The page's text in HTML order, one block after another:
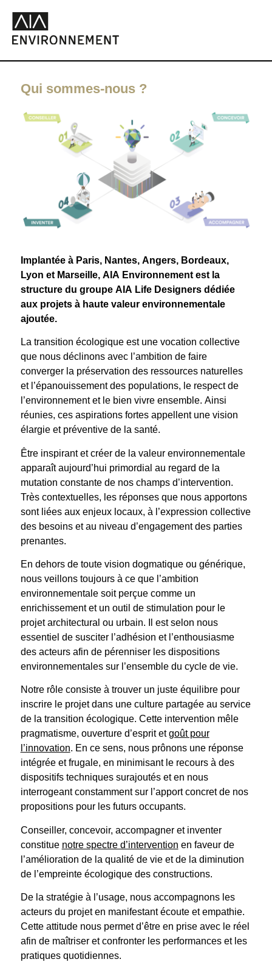
Qui sommes-nous ?
Implantée à Paris, Nantes, Angers, Bordeaux,
Lyon et Marseille, AIA Environnement est la
structure du groupe AIA Life Designers dédiée
aux projets à haute valeur environnementale
ajoutée.
La transition écologique est une vocation collective
que nous déclinons avec l’ambition de faire
converger la préservation des ressources naturelles
et l’épanouissement des populations, le respect de
l’environnement et le bien vivre ensemble. Ainsi
réunies, ces aspirations fortes appellent une vision
élargie et préventive de la santé.
Être inspirant et créer de la valeur environnementale
apparaît aujourd’hui primordial au regard de la
mutation constante de nos champs d’intervention.
Très contextuelles, les réponses que nous apportons
sont liées aux enjeux locaux, à l’expression collective
des besoins et au niveau d’engagement des parties
prenantes.
En dehors de toute vision dogmatique ou générique,
nous veillons toujours à ce que l’ambition
environnementale soit perçue comme un
enrichissement et un outil de stimulation pour le
projet architectural ou urbain. Il est selon nous
essentiel de susciter l’adhésion et l’enthousiasme
des acteurs afin de pérenniser les dispositions
environnementales sur l’ensemble du cycle de vie.
Notre rôle consiste à trouver un juste équilibre pour
inscrire le projet dans une culture partagée au service
de la transition écologique. Cette intervention mêle
pragmatisme, ouverture d’esprit etgoût pour
l’innovation. En ce sens, nous prônons une réponse
intégrée et frugale, en minimisant le recours à des
dispositifs techniques surajoutés et en nous
interrogeant constamment sur l’apport concret de nos
propositions pour les futurs occupants.
Conseiller, concevoir, accompagner et inventer
constitue notre spectre d’intervention en faveur de
l’amélioration de la qualité de vie et de la diminution
de l’empreinte écologique des constructions.
De la stratégie à l’usage, nous accompagnons les
acteurs du projet en manifestant écoute et empathie.
Cette attitude nous permet d’être en prise avec le réel
afin de maîtriser et confronter les performances et les
pratiques quotidiennes.